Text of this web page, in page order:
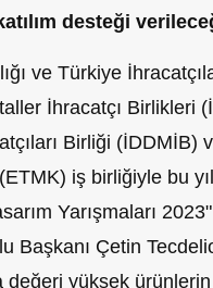
desteği
ve Türkiye
İhracatçı Birlikleri
Birliği (İDDMİB)
iş birliğiyle bu
Yarışmaları
Başkanı Çetin
değeri yüksek